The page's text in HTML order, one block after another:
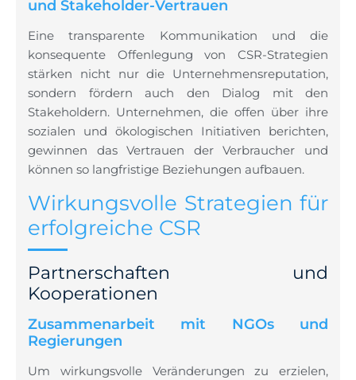
und Stakeholder-Vertrauen
Eine transparente Kommunikation und die
konsequente Offenlegung von CSR-Strategien
stärken nicht nur die Unternehmensreputation,
sondern fördern auch den Dialog mit den
Stakeholdern. Unternehmen, die offen über ihre
sozialen und ökologischen Initiativen berichten,
gewinnen das Vertrauen der Verbraucher und
können so langfristige Beziehungen aufbauen.
Wirkungsvolle Strategien für
erfolgreiche CSR
Partnerschaften und
Kooperationen
Zusammenarbeit mit NGOs und
Regierungen
Um wirkungsvolle Veränderungen zu erzielen,